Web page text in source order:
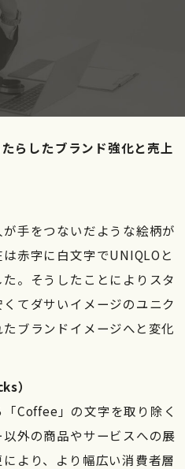
らしたブランド強化と売上
手をつないだような絵柄が
赤字に白文字でUNIQLOと
。そうしたことによりスタ
てダサいイメージのユニク
ブランドイメージへと変化
）
Coffee」の文字を取り除く
外の商品やサービスへの展
より、より幅広い消費者層